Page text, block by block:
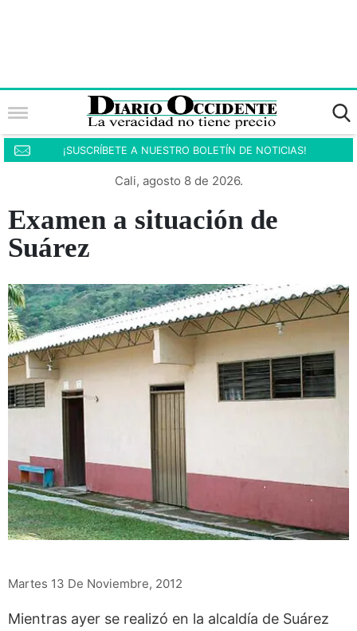
¡SUSCRÍBETE A NUESTRO BOLETÍN DE NOTICIAS!
Cali, agosto 8 de 2026.
Examen a situación de
Suárez
Martes 13 De Noviembre, 2012
Mientras ayer se realizó en la alcaldía de Suárez